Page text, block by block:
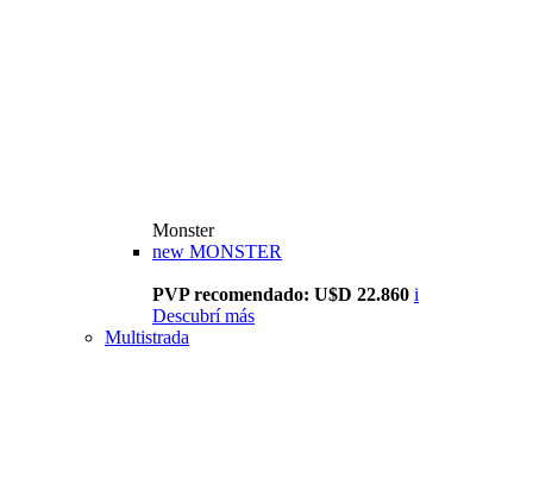
Monster
new MONSTER
PVP recomendado: U$D 22.860 i
Descubrí más
Multistrada